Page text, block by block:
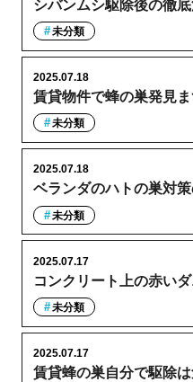
シバンムシ駆除後の徹
未分類
賃貸物件で蜂の巣発見
2025.07.18
未分類
ベランダのハトの巣対
2025.07.18
未分類
コンクリート上の赤い
2025.07.17
未分類
賃貸蜂の巣自分で駆除
2025.07.17